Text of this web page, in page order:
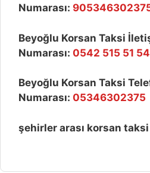
Numarası:
Beyoğlu Korsan Taksi
Numarası: 0542 515 51 54
Beyoğlu Korsan Taksi
Numarası: 05346302375
şehirler arası korsan taksi